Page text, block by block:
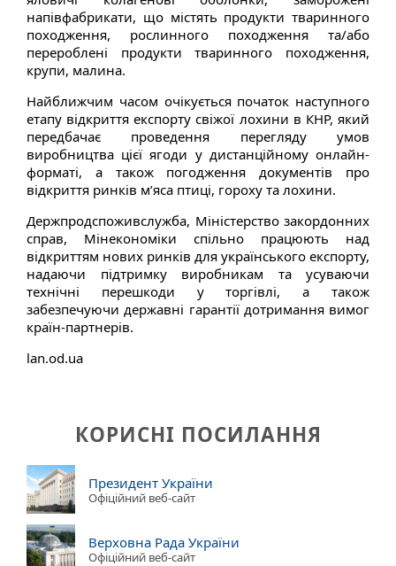
напівфабрикати, що містять продукти тваринного
походження, рослинного походження та/або
перероблені продукти тваринного походження,
крупи, малина.
Найближчим часом очікується початок наступного
етапу відкриття експорту свіжої лохини в КНР, який
передбачає проведення перегляду умов
виробництва цієї ягоди у дистанційному онлайн-
форматі, а також погодження документів про
відкриття ринків м’яса птиці, гороху та лохини.
Держпродспоживслужба, Міністерство закордонних
справ, Мінекономіки спільно працюють над
відкриттям нових ринків для українського експорту,
надаючи підтримку виробникам та усуваючи
технічні перешкоди у торгівлі, а також
забезпечуючи державні гарантії дотримання вимог
країн-партнерів.
lan.od.ua
КОРИСНІ ПОСИЛАННЯ
Президент України
Офіційний веб-сайт
Верховна Рада України
Офіційний веб-сайт